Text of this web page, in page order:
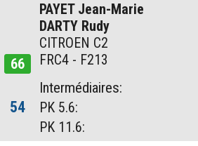
66
PAYET Jean-Marie
DARTY Rudy
CITROEN C2
FRC4 - F213
54
Intermédiaires:
PK 5.6:
PK 11.6: